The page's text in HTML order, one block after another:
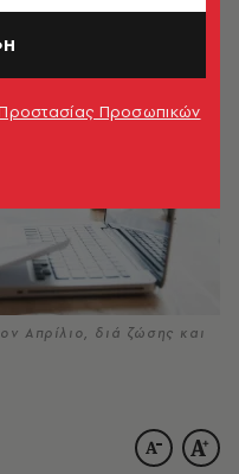
Απρίλιο, διά ζώσης και
Προστασίας Προσωπικών